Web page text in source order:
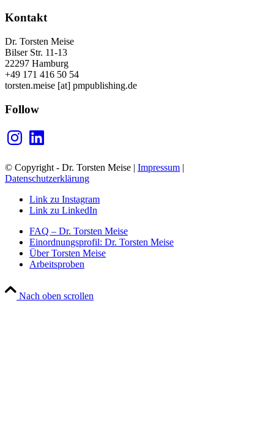
Kontakt
Dr. Torsten Meise
Bilser Str. 11-13
22297 Hamburg
+49 171 416 50 54
torsten.meise [at] pmpublishing.de
Follow
InstagramLinkedIn
© Copyright - Dr. Torsten Meise | Impressum |
Datenschutzerklärung
Link zu Instagram
Link zu LinkedIn
FAQ – Dr. Torsten Meise
Einordnungsprofil: Dr. Torsten Meise
Über Torsten Meise
Arbeitsproben
Nach oben scrollen